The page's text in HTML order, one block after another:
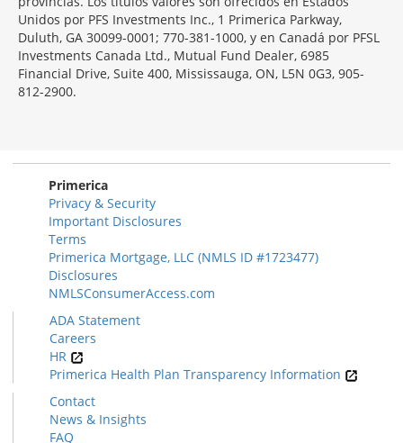
Unidos por PFS Investments Inc., 1 Primerica Parkway,
Duluth, GA 30099-0001; 770-381-1000, y en Canadá por PFSL
Investments Canada Ltd., Mutual Fund Dealer, 6985
Financial Drive, Suite 400, Mississauga, ON, L5N 0G3, 905-
812-2900.
Primerica
Privacy & Security
Important Disclosures
Terms
Primerica Mortgage, LLC (NMLS ID #1723477)
Disclosures
NMLSConsumerAccess.com
ADA Statement
Careers
HR
Primerica Health Plan Transparency Information
Contact
News & Insights
FAQ